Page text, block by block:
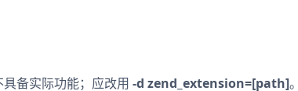
备实际功能；应改用 -d zend_extension=[path]。